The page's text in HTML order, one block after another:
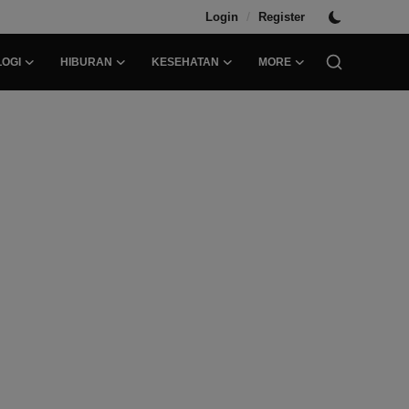
Login / Register
HIBURAN KESEHATAN MORE